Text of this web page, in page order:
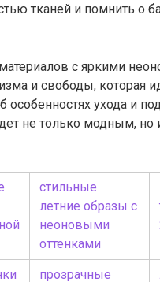
тканей и помнить о
с яркими
и свободы, которая
особенностях ухода и
не только модным,
стильные
летние образы с
неоновыми
оттенками
прозрачные